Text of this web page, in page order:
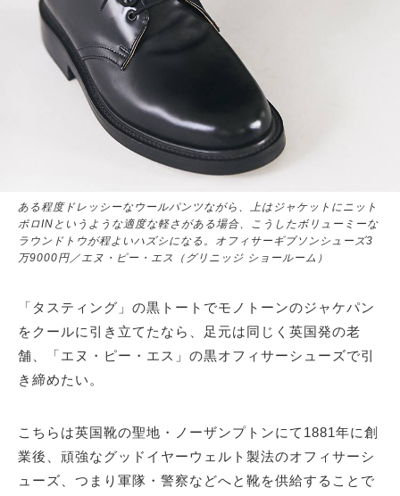
ある程度ドレッシーなウールパンツながら、上はジャケットにニット
ポロINというような適度な軽さがある場合、こうしたボリューミーな
ラウンドトウが程よいハズシになる。オフィサーギブソンシューズ3
万9000円／エヌ・ピー・エス（グリニッジ ショールーム）
「タスティング」の黒トートでモノトーンのジャケパン
をクールに引き立てたなら、足元は同じく英国発の老
舗、「エヌ・ピー・エス」の黒オフィサーシューズで引
き締めたい。
こちらは英国靴の聖地・ノーザンプトンにて1881年に創
業後、頑強なグッドイヤーウェルト製法のオフィサーシ
ューズ、つまり軍隊・警察などへと靴を供給することで